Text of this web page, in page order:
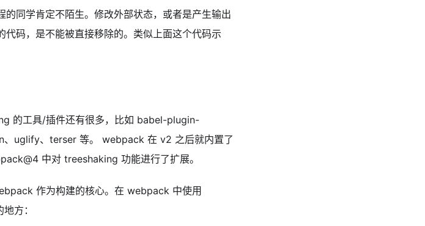
的同学肯定不陌生。修改外部状态，或者是产生输出
代码，是不能被直接移除的。类似上面这个代码示
的工具/插件还有很多，比如 babel-plugin-
uglify、terser 等。 webpack 在 v2 之后就内置了
中对 treeshaking 功能进行了扩展。
作为构建的核心。在 webpack 中使用
方：